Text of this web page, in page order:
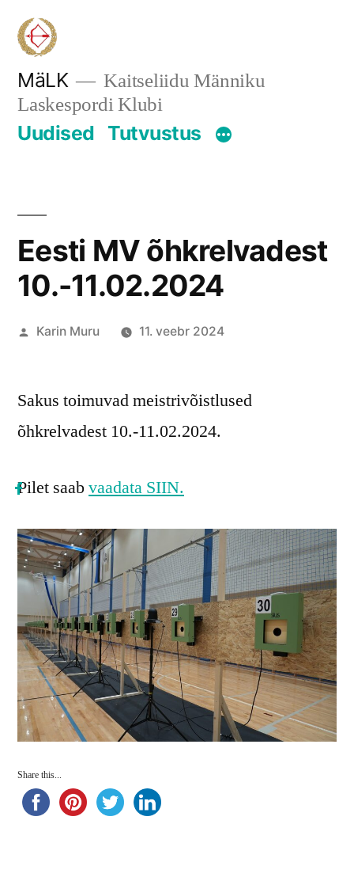
Skip
content
MäLK
Kaitseliidu Männiku
Laskespordi Klubi
Uudised Tutvustus
Eesti MV õhkrelvadest
10.-11.02.2024
Posted
Karin Muru 11. veebr 2024
Sakus toimuvad meistrivõistlused
õhkrelvadest 10.-11.02.2024.
Pilet saabvaadata SIIN.
Share this...